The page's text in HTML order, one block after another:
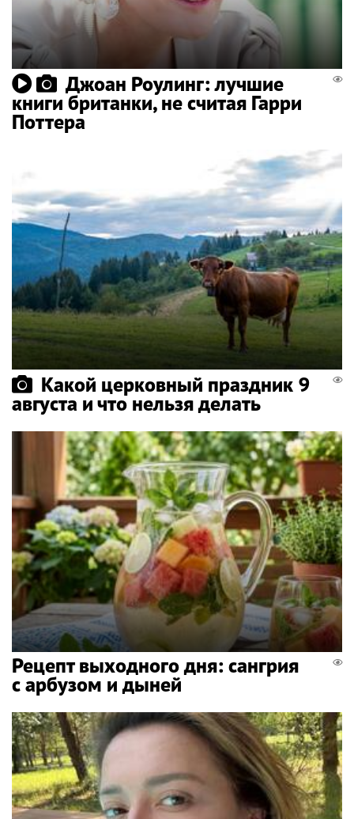
Джоан Роулинг: лучшие
книги британки, не считая Гарри
Поттера
Какой церковный праздник 9
августа и что нельзя делать
Рецепт выходного дня: сангрия
с арбузом и дыней